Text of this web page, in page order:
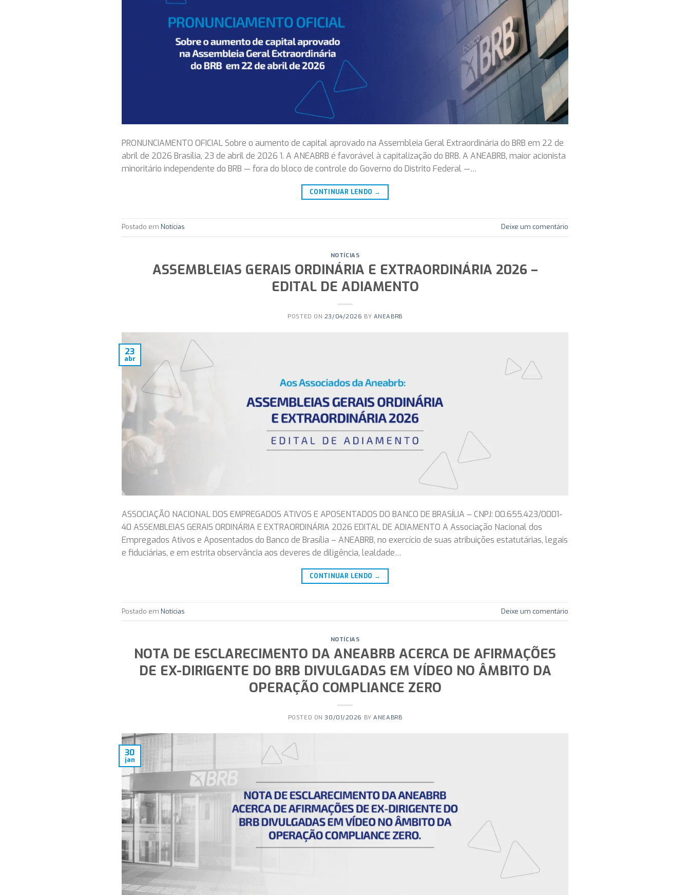
PRONUNCIAMENTO OFICIAL Sobre o aumento de capital aprovado na Assembleia Geral Extraordinária do BRB em 22 de
abril de 2026 Brasília, 23 de abril de 2026 1. A ANEABRB é favorável à capitalização do BRB. A ANEABRB, maior acionista
minoritário independente do BRB — fora do bloco de controle do Governo do Distrito Federal —…
CONTINUAR LENDO →
Postado em Notícias Deixe um comentário
NOTÍCIAS
ASSEMBLEIAS GERAIS ORDINÁRIA E EXTRAORDINÁRIA 2026 –
EDITAL DE ADIAMENTO
POSTED ON 23/04/2026 BY ANEABRB
23
abr
ASSOCIAÇÃO NACIONAL DOS EMPREGADOS ATIVOS E APOSENTADOS DO BANCO DE BRASÍLIA – CNPJ: 00.655.423/0001-
40 ASSEMBLEIAS GERAIS ORDINÁRIA E EXTRAORDINÁRIA 2026 EDITAL DE ADIAMENTO A Associação Nacional dos
Empregados Ativos e Aposentados do Banco de Brasília – ANEABRB, no exercício de suas atribuições estatutárias, legais
e fiduciárias, e em estrita observância aos deveres de diligência, lealdade…
CONTINUAR LENDO →
Postado em Notícias Deixe um comentário
NOTÍCIAS
NOTA DE ESCLARECIMENTO DA ANEABRB ACERCA DE AFIRMAÇÕES
DE EX-DIRIGENTE DO BRB DIVULGADAS EM VÍDEO NO ÂMBITO DA
OPERAÇÃO COMPLIANCE ZERO
POSTED ON30/01/2026 BYANEABRB
30
jan